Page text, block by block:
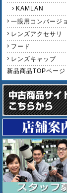
KAMLAN
一眼用コンバージ
レンズアクセサリ
フード
レンズキャップ
新品商品TOPページ